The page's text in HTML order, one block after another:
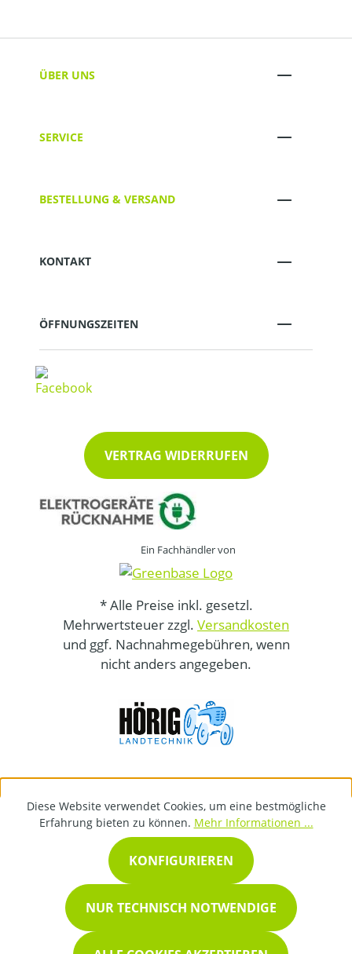
ÜBER UNS
SERVICE
BESTELLUNG & VERSAND
KONTAKT
ÖFFNUNGSZEITEN
VERTRAG WIDERRUFEN
Ein Fachhändler von
* Alle Preise inkl. gesetzl.
Mehrwertsteuer zzgl. Versandkosten
und ggf. Nachnahmegebühren, wenn
nicht anders angegeben.
Diese Website verwendet Cookies, um eine bestmögliche
Erfahrung bieten zu können. Mehr Informationen ...
NUR TECHNISCH NOTWENDIGE
KONFIGURIEREN